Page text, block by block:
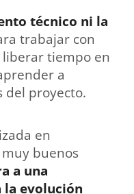
técnico ni la
trabajar con
tiempo en
a
del proyecto.
en
buenos
a una
la evolución